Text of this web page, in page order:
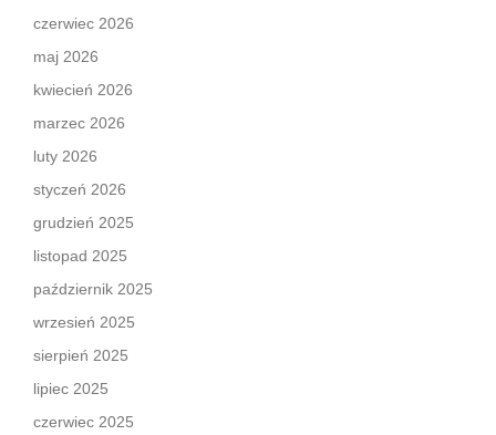
czerwiec 2026
maj 2026
kwiecień 2026
marzec 2026
luty 2026
styczeń 2026
grudzień 2025
listopad 2025
październik 2025
wrzesień 2025
sierpień 2025
lipiec 2025
czerwiec 2025